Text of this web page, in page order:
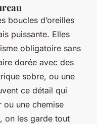
boucles d’oreilles
puissante. Elles
obligatoire sans
dorée avec des
sobre, ou une
ce détail qui
ou une chemise
on les garde tout